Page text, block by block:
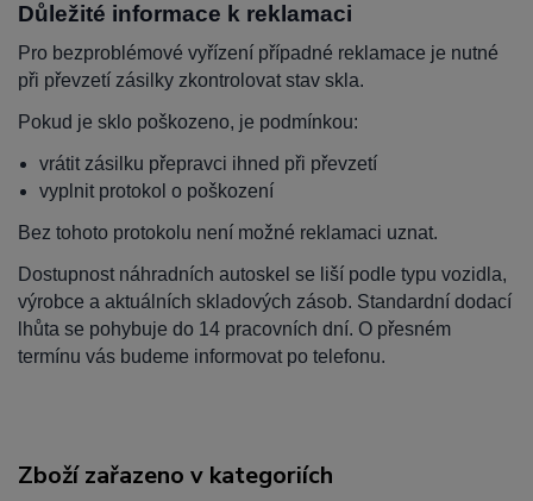
Důležité informace k reklamaci
Pro bezproblémové vyřízení případné reklamace je nutné
při převzetí zásilky zkontrolovat stav skla.
Pokud je sklo poškozeno, je podmínkou:
vrátit zásilku přepravci ihned při převzetí
vyplnit protokol o poškození
Bez tohoto protokolu není možné reklamaci uznat.
Dostupnost náhradních autoskel se liší podle typu vozidla,
výrobce a aktuálních skladových zásob. Standardní dodací
lhůta se pohybuje do 14 pracovních dní. O přesném
termínu vás budeme informovat po telefonu.
Zboží zařazeno v kategoriích